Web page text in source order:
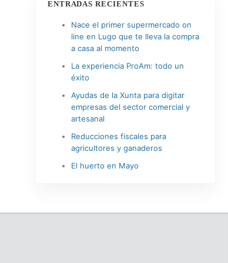
ENTRADAS RECIENTES
Nace el primer supermercado on
line en Lugo que te lleva la compra
a casa al momento
La experiencia ProAm: todo un
éxito
Ayudas de la Xunta para digitar
empresas del sector comercial y
artesanal
Reducciones fiscales para
agricultores y ganaderos
El huerto en Mayo